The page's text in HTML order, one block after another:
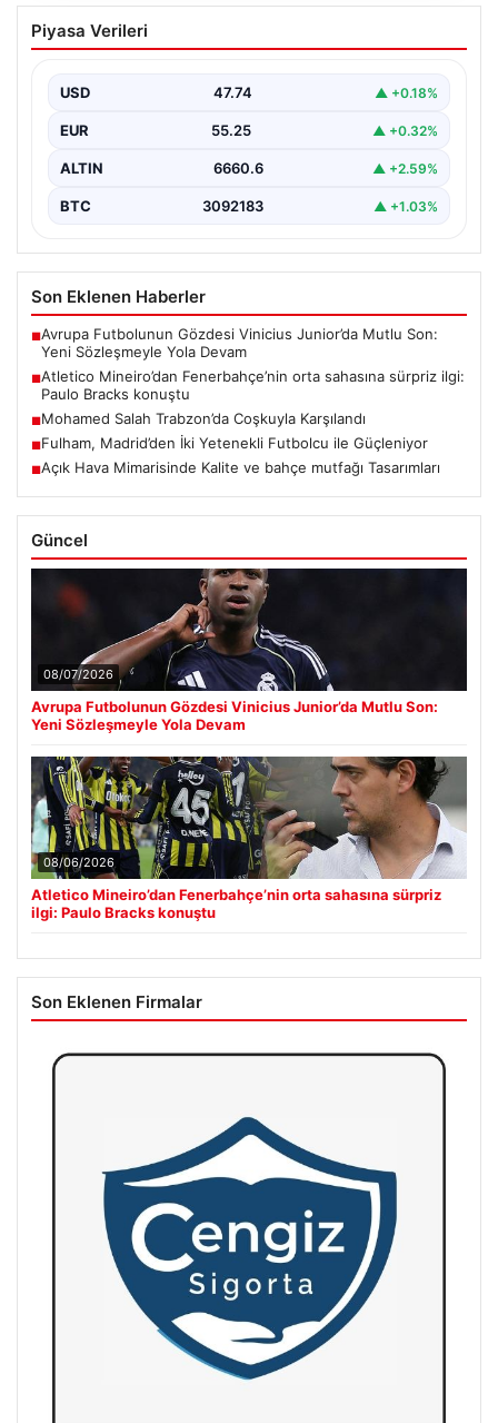
Atletico Mineiro’dan Fenerbahçe’nin
orta sahasına sürpriz ilgi: Paulo Bracks
Atletico Mineiro cephesinden Fenerbahçe'nin orta saha
Piyasa Verileri
USD 47.74 ▲ +0.18%
EUR 55.25 ▲ +0.32%
ALTIN 6660.6 ▲ +2.59%
BTC 3092183 ▲ +1.03%
Son Eklenen Haberler
■Avrupa Futbolunun Gözdesi Vinicius Junior’da Mutlu Son:
Yeni Sözleşmeyle Yola Devam
■Atletico Mineiro’dan Fenerbahçe’nin orta sahasına sürpriz ilgi:
Paulo Bracks konuştu
■Mohamed Salah Trabzon’da Coşkuyla Karşılandı
■Fulham, Madrid’den İki Yetenekli Futbolcu ile Güçleniyor
■Açık Hava Mimarisinde Kalite ve bahçe mutfağı Tasarımları
Güncel
08/07/2026
Avrupa Futbolunun Gözdesi Vinicius Junior’da Mutlu Son:
Yeni Sözleşmeyle Yola Devam
08/06/2026
Atletico Mineiro’dan Fenerbahçe’nin orta sahasına sürpriz
ilgi: Paulo Bracks konuştu
Son Eklenen Firmalar